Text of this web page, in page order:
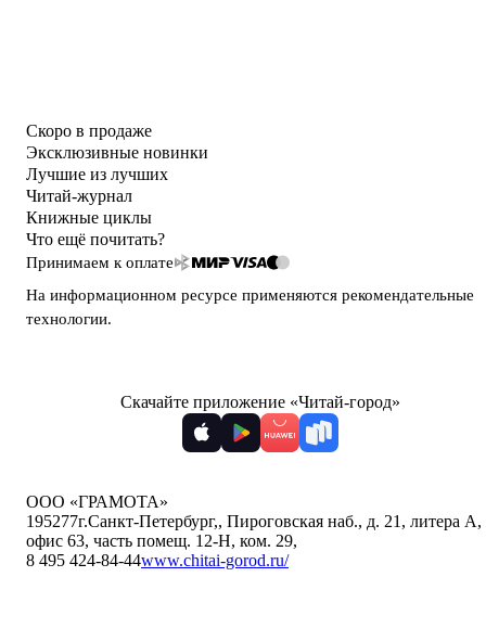
Скоро в продаже
Эксклюзивные новинки
Лучшие из лучших
Читай-журнал
Книжные циклы
Что ещё почитать?
Принимаем к оплате
На информационном ресурсе применяются рекомендательные
технологии.
Скачайте приложение «Читай-город»
ООО «ГРАМОТА»
195277г.Санкт-Петербург,, Пироговская наб., д. 21, литера А,
офис 63, часть помещ. 12-Н, ком. 29,
8 495 424-84-44www.chitai-gorod.ru/